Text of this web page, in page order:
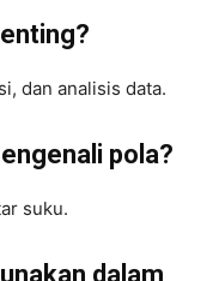
dan analisis data.
pola?
suku.
dalam